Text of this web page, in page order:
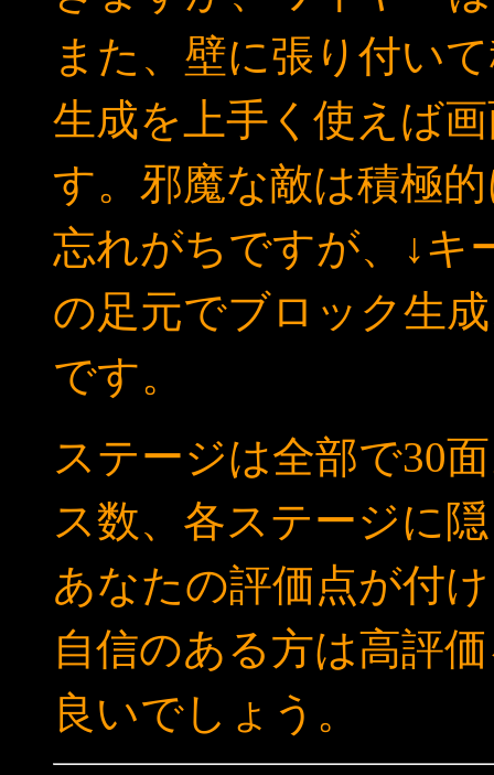
また、壁に張り付い
生成を上手く使えば
す。邪魔な敵は積極
忘れがちですが、↓キ
の足元でブロック生
です。
ステージは全部で30
ス数、各ステージに
あなたの評価点が付
自信のある方は高評
良いでしょう。